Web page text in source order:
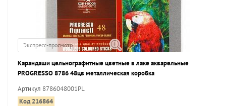
Экспресс-просмотр
Карандаши цельнографитные цветные в лаке акварельные
PROGRESSO 8786 48цв металлическая коробка
Артикул 8786048001PL
Код 216864